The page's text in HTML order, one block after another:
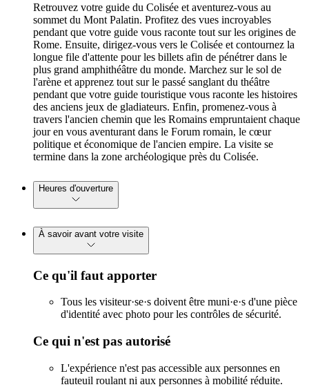
Retrouvez votre guide du Colisée et aventurez-vous au
sommet du Mont Palatin. Profitez des vues incroyables
pendant que votre guide vous raconte tout sur les origines de
Rome. Ensuite, dirigez-vous vers le Colisée et contournez la
longue file d'attente pour les billets afin de pénétrer dans le
plus grand amphithéâtre du monde. Marchez sur le sol de
l'arène et apprenez tout sur le passé sanglant du théâtre
pendant que votre guide touristique vous raconte les histoires
des anciens jeux de gladiateurs. Enfin, promenez-vous à
travers l'ancien chemin que les Romains empruntaient chaque
jour en vous aventurant dans le Forum romain, le cœur
politique et économique de l'ancien empire. La visite se
termine dans la zone archéologique près du Colisée.
Heures d'ouverture
À savoir avant votre visite
Ce qu'il faut apporter
Tous les visiteur·se·s doivent être muni·e·s d'une pièce
d'identité avec photo pour les contrôles de sécurité.
Ce qui n'est pas autorisé
L'expérience n'est pas accessible aux personnes en
fauteuil roulant ni aux personnes à mobilité réduite.